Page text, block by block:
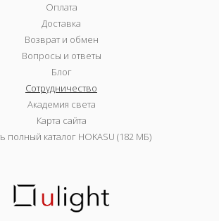
Оплата
Доставка
Возврат и обмен
Вопросы и ответы
Блог
Сотрудничество
Академия света
Карта сайта
полный каталог HOKASU (182 МБ)